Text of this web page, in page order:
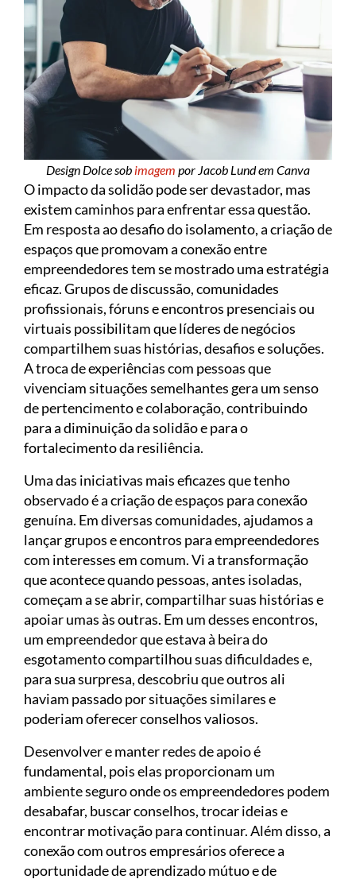
Design Dolce sob imagem por Jacob Lund em Canva
O impacto da solidão pode ser devastador, mas
existem caminhos para enfrentar essa questão.
Em resposta ao desafio do isolamento, a criação de
espaços que promovam a conexão entre
empreendedores tem se mostrado uma estratégia
eficaz. Grupos de discussão, comunidades
profissionais, fóruns e encontros presenciais ou
virtuais possibilitam que líderes de negócios
compartilhem suas histórias, desafios e soluções.
A troca de experiências com pessoas que
vivenciam situações semelhantes gera um senso
de pertencimento e colaboração, contribuindo
para a diminuição da solidão e para o
fortalecimento da resiliência.
Uma das iniciativas mais eficazes que tenho
observado é a criação de espaços para conexão
genuína. Em diversas comunidades, ajudamos a
lançar grupos e encontros para empreendedores
com interesses em comum. Vi a transformação
que acontece quando pessoas, antes isoladas,
começam a se abrir, compartilhar suas histórias e
apoiar umas às outras. Em um desses encontros,
um empreendedor que estava à beira do
esgotamento compartilhou suas dificuldades e,
para sua surpresa, descobriu que outros ali
haviam passado por situações similares e
poderiam oferecer conselhos valiosos.
Desenvolver e manter redes de apoio é
fundamental, pois elas proporcionam um
ambiente seguro onde os empreendedores podem
desabafar, buscar conselhos, trocar ideias e
encontrar motivação para continuar. Além disso, a
conexão com outros empresários oferece a
oportunidade de aprendizado mútuo e de